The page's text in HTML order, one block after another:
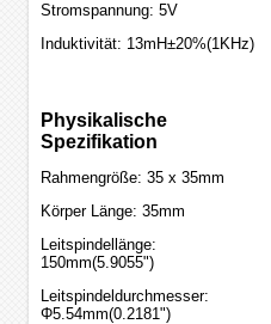
Stromspannung: 5V
Induktivität: 13mH±20%(1KHz)
Physikalische
Spezifikation
Rahmengröße: 35 x 35mm
Körper Länge: 35mm
Leitspindellänge:
150mm(5.9055")
Leitspindeldurchmesser:
Φ5.54mm(0.2181")